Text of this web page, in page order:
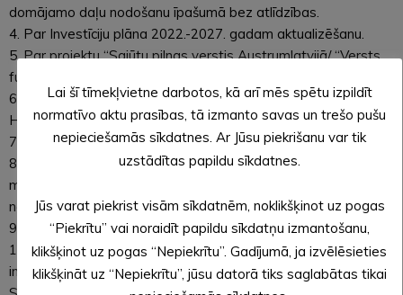
domājamo daļu nodošanu īpašumā bez atlīdzības.
4. Par Investīciju plāna 2022.-2027. gadam aktualizēšanu.
5. Par projektu “Sajūtu pilnas verstis Austrumlatvijā/ “Versts
full of Feelings in Eastern Latvia””.
6. Par projektu “Kultūras mantojuma tūrisms/“Cultural
Heritage Tourism””.
7. Par projektu “Sports visiem/“Sports for all””.
8. Par projektu “Elektroautobusu iegāde izglītojamo
mobilitātes veicināšanai un skolu tīkla sasniedzamības
nodrošināšanai”.
9. Par amata vietām un atlīdzību Alūksnes vidusskolā.
10. Par Alūksnes novada pagastu apvienības pārvades
infrastruktūras uzlabošanas projektu.
Lai šī tīmekļvietne darbotos, kā arī mēs spētu izpildīt
normatīvo aktu prasības, tā izmanto savas un trešo pušu
nepieciešamās sīkdatnes. Ar Jūsu piekrišanu var tik
uzstādītas papildu sīkdatnes.
Jūs varat piekrist visām sīkdatnēm, noklikšķinot uz pogas
“Piekrītu” vai noraidīt papildu sīkdatņu izmantošanu,
klikšķinot uz pogas “Nepiekrītu”. Gadījumā, ja izvēlēsieties
klikšķināt uz “Nepiekrītu”, jūsu datorā tiks saglabātas tikai